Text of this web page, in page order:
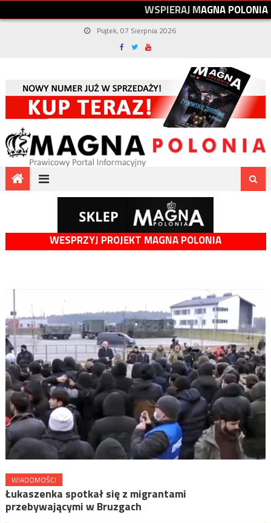
WSPIERAJMAGNAPOLONIA
Piątek, 07 Sierpnia 2026
WESPRZYJ PROJEKT MAGNA POLONIA
WIADOMOŚCI
Łukaszenka spotkał się z migrantami
przebywającymi w Bruzgach